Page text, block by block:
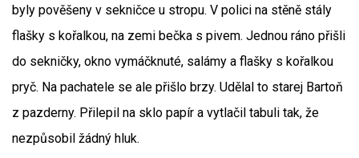
byly pověšeny v sekničce u stropu. V polici na stěně stály
flašky s kořalkou, na zemi bečka s pivem. Jednou ráno přišli
do sekničky, okno vymáčknuté, salámy a flašky s kořalkou
pryč. Na pachatele se ale přišlo brzy. Udělal to starej Bartoň
z pazderny. Přilepil na sklo papír a vytlačil tabuli tak, že
nezpůsobil žádný hluk.